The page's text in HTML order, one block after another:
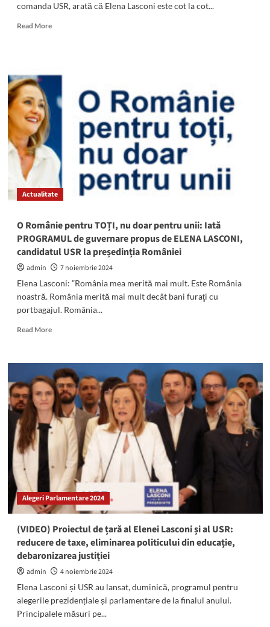
comanda USR, arată că Elena Lasconi este cot la cot...
Read MoreRead
Lasconi
și
pentru
turul
Mobilizarea
din
va
face
diferența
Actualitate
O Românie pentru TOȚI, nu doar pentru unii: Iată
PROGRAMUL de guvernare propus de ELENA LASCONI,
candidatul USR la președinția României
admin
7 noiembrie 2024
Elena Lasconi: ”România mea merită mai mult. Este România
noastră. România merită mai mult decât bani furaţi cu
portbagajul. România...
Read MoreRead
O
Românie
pentru
TOȚI,
nu
doar
pentru
PROGRAMUL
de
guvernare
propus
de
LASCONI,
candidatul
USR
la
României
Alegeri Parlamentare 2024
(VIDEO) Proiectul de țară al Elenei Lasconi și al USR:
reducere de taxe, eliminarea politicului din educație,
debaronizarea justiției
admin
4 noiembrie 2024
Elena Lasconi și USR au lansat, duminică, programul pentru
alegerile prezidențiale și parlamentare de la finalul anului.
Principalele măsuri pe...